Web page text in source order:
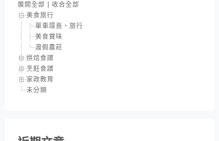
展開全部
收合全部
美食旅行
單車環島‧旅行
美食賞味
渡假農莊
烘焙食譜
烹飪食譜
家政教育
未分類